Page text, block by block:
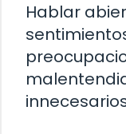
Hablar